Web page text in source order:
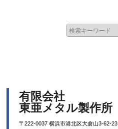
有限会社
東亜メタル製作所
〒222-0037 横浜市港北区大倉山3-62-23